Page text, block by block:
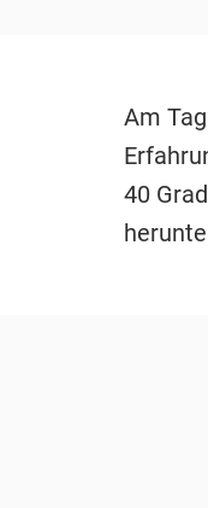
Am
40